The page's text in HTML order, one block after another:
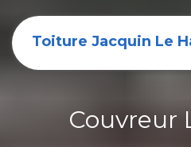
Toiture Jacquin Le
Couvreur